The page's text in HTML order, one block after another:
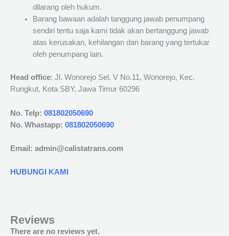
dilarang oleh hukum.
Barang bawaan adalah tanggung jawab penumpang
sendiri tentu saja kami tidak akan bertanggung jawab
atas kerusakan, kehilangan dan barang yang tertukar
oleh penumpang lain.
Head office: Jl. Wonorejo Sel. V No.11, Wonorejo, Kec.
Rungkut, Kota SBY, Jawa Timur 60296
No. Telp: 081802050690
No. Whastapp: 081802050690
Email: admin@calistatrans.com
HUBUNGI KAMI
Reviews
There are no reviews yet.